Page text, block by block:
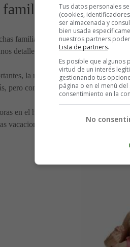
numerosa
familias llamadas "clásicas" (en
detalles (como el tamaño del
la ropa se pasa de niño a niño
pero con organización y una
en el hogar pueden ser muy
vacaciones deben organizarse con
Tus datos personales
(cookies,
ser almacenada y
bien usada
nuestros partners
Lista de partners.
Es posible que algunos
virtud de un interés
gestionando tus
página o en el menú
consentimiento en la
No